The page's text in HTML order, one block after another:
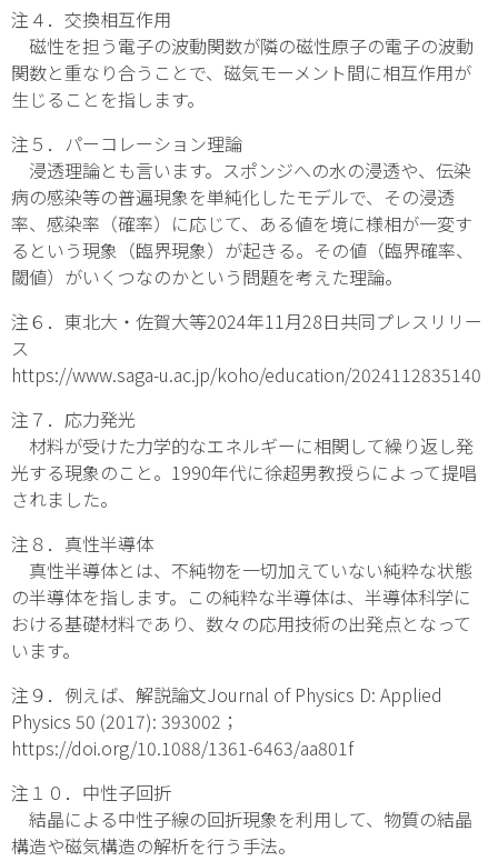
注４．交換相互作用
磁性を担う電子の波動関数が隣の磁性原子の電子の波動
関数と重なり合うことで、磁気モーメント間に相互作用が
生じることを指します。
注５．パーコレーション理論
浸透理論とも言います。スポンジへの水の浸透や、伝染
病の感染等の普遍現象を単純化したモデルで、その浸透
率、感染率（確率）に応じて、ある値を境に様相が一変す
るという現象（臨界現象）が起きる。その値（臨界確率、
閾値）がいくつなのかという問題を考えた理論。
注６．東北大・佐賀大等2024年11月28日共同プレスリリー
ス
https://www.saga-u.ac.jp/koho/education/2024112835140
注７．応力発光
材料が受けた力学的なエネルギーに相関して繰り返し発
光する現象のこと。1990年代に徐超男教授らによって提唱
されました。
注８．真性半導体
真性半導体とは、不純物を一切加えていない純粋な状態
の半導体を指します。この純粋な半導体は、半導体科学に
おける基礎材料であり、数々の応用技術の出発点となって
います。
注９．例えば、解説論文Journal of Physics D: Applied
Physics 50 (2017): 393002；
https://doi.org/10.1088/1361-6463/aa801f
注１０．中性子回折
結晶による中性子線の回折現象を利用して、物質の結晶
構造や磁気構造の解析を行う手法。